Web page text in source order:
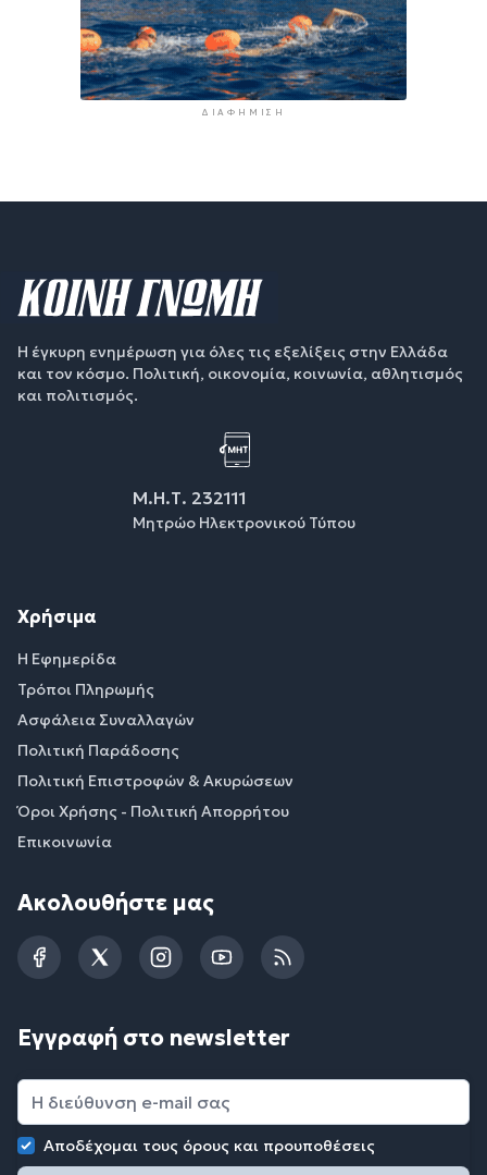
ΔΙΑΦΉΜΙΣΗ
Η έγκυρη ενημέρωση για όλες τις εξελίξεις στην Ελλάδα
και τον κόσμο. Πολιτική, οικονομία, κοινωνία, αθλητισμός
και πολιτισμός.
Μ.Η.Τ. 232111
Μητρώο Ηλεκτρονικού Τύπου
Χρήσιμα
Η Εφημερίδα
Τρόποι Πληρωμής
Ασφάλεια Συναλλαγών
Πολιτική Παράδοσης
Πολιτική Επιστροφών & Ακυρώσεων
Όροι Χρήσης - Πολιτική Απορρήτου
Επικοινωνία
Ακολουθήστε μας
FacebookTwitterInstagramYouTubeRSS
Εγγραφή στο newsletter
Αποδέχομαι τους όρους και προυποθέσεις